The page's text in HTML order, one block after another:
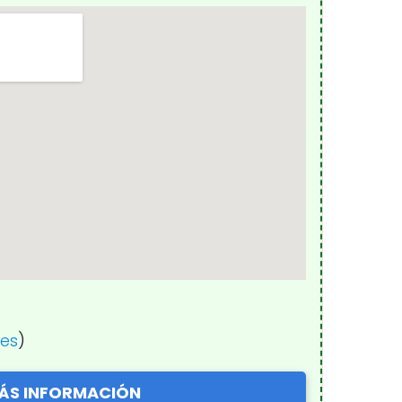
)
INFORMACIÓN